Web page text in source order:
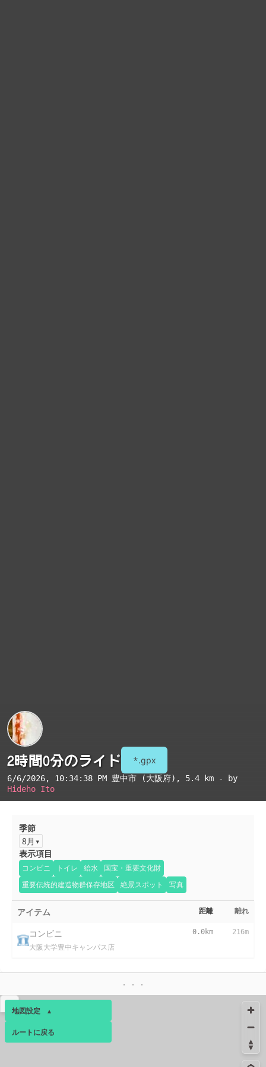
2時間0分のライド *.gpx
6/6/2026, 10:34:38 PM 豊中市 (大阪府) , 5.4 km - by
Hideho Ito
季節
8月
表示項目
コンビニ トイレ 給水
国宝・重要文化財
重要伝統的建造物群保存地区
絶景スポット 写真
アイテム 距離 離れ
コンビニ
大阪大学豊中キャンパス店
0.0km 216m
地図設定 ▴
ベース ▴
ルートに戻る